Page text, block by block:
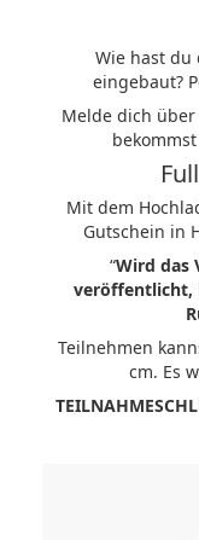
Wie hast du
eingebaut?
Melde dich
Mit dem
Gutschein in
“Wird das
veröffentlicht,
Teilnehmen
cm. Es